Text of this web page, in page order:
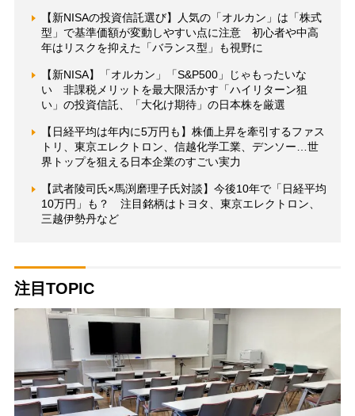
【新NISAの投資信託選び】人気の「オルカン」は「株式
型」で基準価額が変動しやすい点に注意 初心者や中高
年はリスクを抑えた「バランス型」も視野に
【新NISA】「オルカン」「S&P500」じゃもったいな
い 非課税メリットを最大限活かす「ハイリターン狙
い」の投資信託、「大化け期待」の日本株を厳選
【日経平均は年内に5万円も】株価上昇を牽引するファス
トリ、東京エレクトロン、信越化学工業、デンソー…世
界トップを狙える日本企業のすごい実力
【武者陵司氏×馬渕磨理子氏対談】今後10年で「日経平均
10万円」も？ 注目銘柄はトヨタ、東京エレクトロン、
三越伊勢丹など
注目TOPIC